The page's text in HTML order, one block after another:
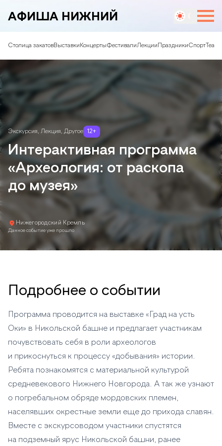
АФИША НИЖНИЙ
Столица закатовВыставкиКонцертыФестивалиЛекции ПраздникиСпорт
Экскурсия, Лекция, Другое 12+
Интерактивная программа
«Археология: от раскопа
до музея»
Нижегородский Кремль
Данное событие уже прошло
Подробнее о событии
Программа проводится на выставке «Град на усть
Оки» в Никольской башне и предлагает участникам
почувствовать себя в роли археологов
и прикоснуться к процессу «добывания» истории.
Ребята познакомятся с материальной культурой
средневекового Нижнего Новгорода. А так же узнают
о погребальном обряде мордовских племен,
населявших окрестные земли еще до прихода славян.
Вместе с экскурсоводом участники спустятся
на подземный ярус Никольской башни, ранее